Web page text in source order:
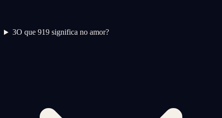
3O que 919 significa no amor?